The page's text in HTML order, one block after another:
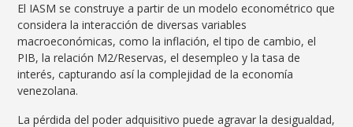
El IASM se construye a partir de un modelo econométrico que
considera la interacción de diversas variables
macroeconómicas, como la inflación, el tipo de cambio, el
PIB, la relación M2/Reservas, el desempleo y la tasa de
interés, capturando así la complejidad de la economía
venezolana.
La pérdida del poder adquisitivo puede agravar la desigualdad,